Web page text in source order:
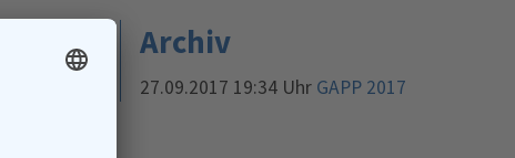
Archiv
27.09.2017 19:34 Uhr GAPP 2017